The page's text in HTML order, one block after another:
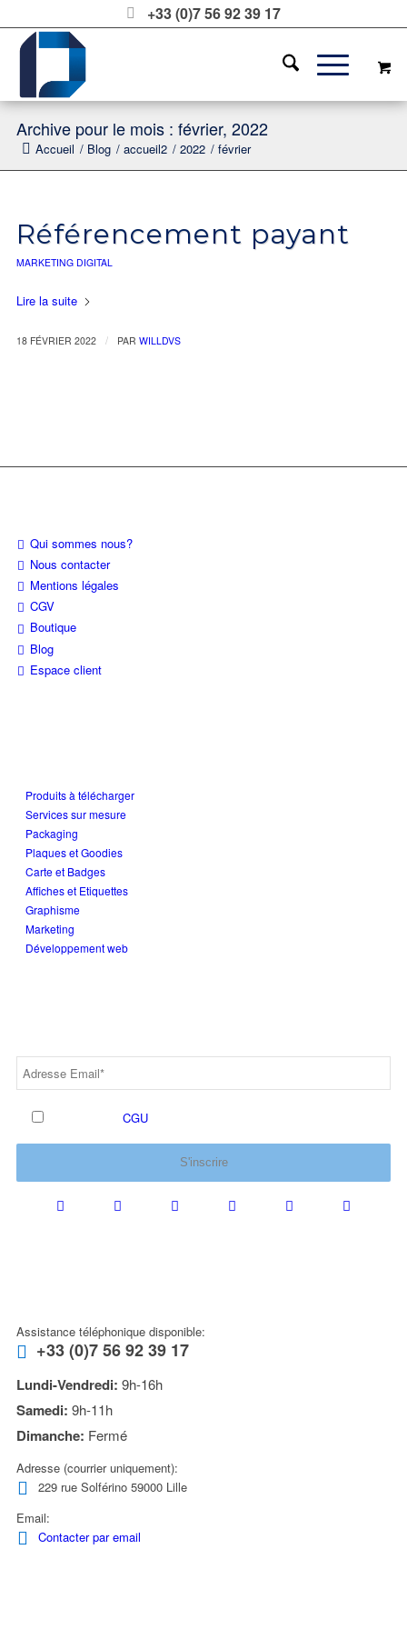
+33 (0)7 56 92 39 17
Archive pour le mois : février, 2022
Accueil / Blog / accueil2 / 2022 / février
Référencement payant
MARKETING DIGITAL
Lire la suite
18 FÉVRIER 2022 / PAR WILLDVS
Qui sommes nous?
Nous contacter
Mentions légales
CGV
Boutique
Blog
Espace client
Produits à télécharger
Services sur mesure
Packaging
Plaques et Goodies
Carte et Badges
Affiches et Etiquettes
Graphisme
Marketing
Développement web
CGU
Assistance téléphonique disponible:
+33 (0)7 56 92 39 17
Lundi-Vendredi: 9h-16h
Samedi: 9h-11h
Dimanche: Fermé
Adresse (courrier uniquement):
229 rue Solférino 59000 Lille
Email:
Contacter par email